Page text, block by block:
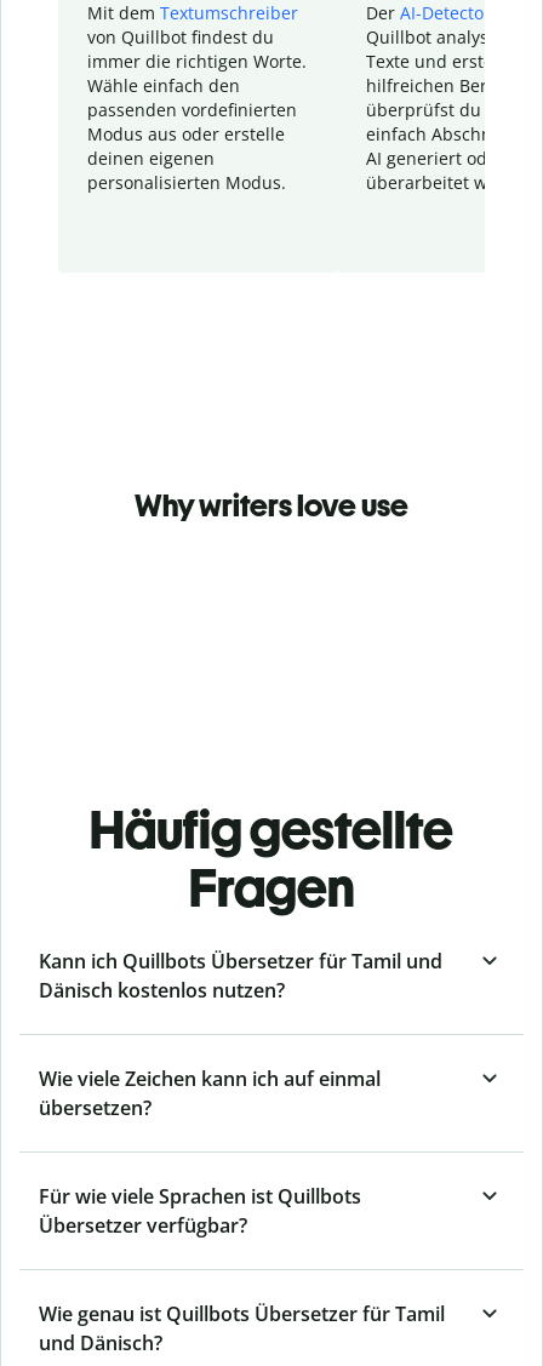
Mit dem Textumschreiber
von Quillbot findest du
immer die richtigen Worte.
Wähle einfach den
passenden vordefinierten
Modus aus oder erstelle
deinen eigenen
personalisierten Modus.
Der AI-Detector
Quillbot analysiert
Texte und erstellt
hilfreichen Bericht.
überprüfst du
einfach Abschnitte,
AI generiert oder
überarbeitet wurden.
Why writers love use
Häufig gestellte
Fragen
Kann ich Quillbots Übersetzer für Tamil und
Dänisch kostenlos nutzen?
Wie viele Zeichen kann ich auf einmal
übersetzen?
Für wie viele Sprachen ist Quillbots
Übersetzer verfügbar?
Wie genau ist Quillbots Übersetzer für Tamil
und Dänisch?